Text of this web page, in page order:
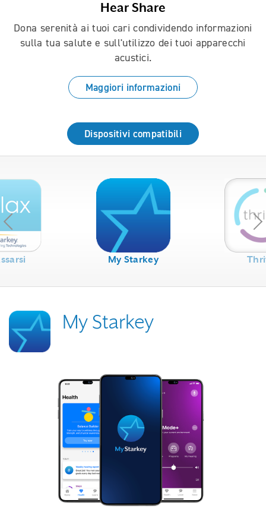
Hear Share
Dona serenità ai tuoi cari condividendo informazioni
sulla tua salute e sull'utilizzo dei tuoi apparecchi
acustici.
Maggiori informazioni
Dispositivi compatibili
My Starkey
My Starkey